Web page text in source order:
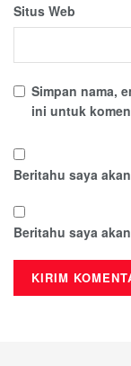
Situs Web
Simpan nama,
ini untuk
Beritahu saya
Beritahu saya